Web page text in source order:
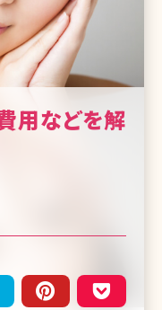
用などを解